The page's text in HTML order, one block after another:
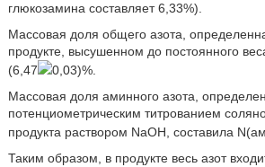
глюкозамина составляет 6,33%).
Массовая доля общего азота,
продукте, высушенном до постоянного
(6,47
0,03)%.
Массовая доля аминного азота,
потенциометрическим титрованием
продукта раствором NaOH, составила
Таким образом, в продукте весь азот